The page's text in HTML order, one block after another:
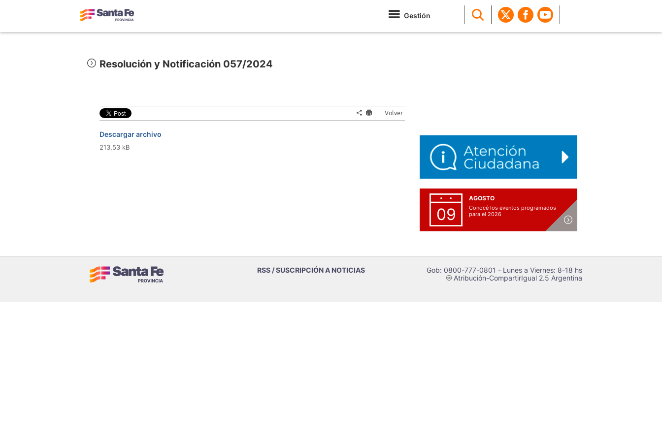
Gestión
Resolución y Notificación 057/2024
Volver
Descargar archivo
213,53 kB
09
AGOSTO
Conocé los eventos programados
para el 2026
RSS / SUSCRIPCIÓN A NOTICIAS Gob: 0800-777-0801 - Lunes a Viernes: 8-18 hs
cAtribución-CompartirIgual 2.5 Argentina